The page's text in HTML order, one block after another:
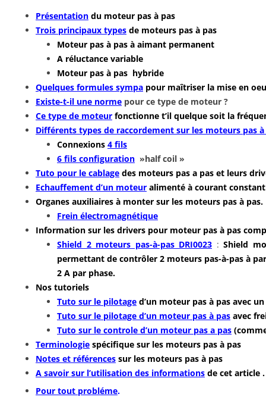
Présentation du moteur pas à pas
Trois principaux types de moteurs pas à pas
Moteur pas à pas à aimant permanent
A réluctance variable
Moteur pas à pas hybride
Quelques formules sympa pour maîtriser la mise en
Existe-t-il une norme pour ce type de moteur ?
Ce type de moteur fonctionne t’il quelque soit la
Différents types de raccordement sur les moteurs pas à
Connexions 4 fils
6 fils configuration »half coil »
Tuto pour le cablage des moteurs pas a pas et leurs
Echauffement d’un moteur alimenté à courant
Organes auxiliaires à monter sur les moteurs pas à pas.
Frein électromagnétique
Information sur les drivers pour moteur pas à pas
Shield 2 moteurs pas-à-pas DRI0023 : Shield
permettant de contrôler 2 moteurs pas-à-pas à
2 A par phase.
Nos tutoriels
Tuto sur le pilotage d’un moteur pas à pas avec
Tuto sur le pilotage d’un moteur pas à pas avec
Tuto sur le controle d’un moteur pas a pas
Terminologie spécifique sur les moteurs pas à pas
Notes et références sur les moteurs pas à pas
A savoir sur l’utilisation des informations de cet article .
Pour tout probléme.